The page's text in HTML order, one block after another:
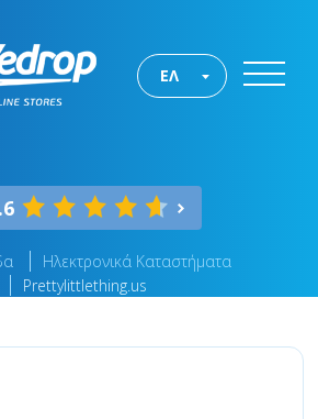
ΕΛ
Ηλεκτρονικά Καταστήματα
Prettylittlething.us